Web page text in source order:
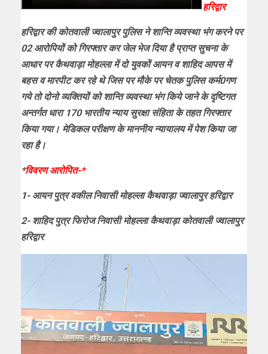
हरिद्वार
हरिद्वार की कोतवाली ज्वालापुर पुलिस ने शान्ति व्यवस्था भंग करने पर
02 आरोपियों को गिरफ्तार कर जेल भेज दिया है प्राप्त सुचना के
आधार पर कैथवाड़ा मोहल्ला में दो युवकों आयन व शाहिद आपस में
बहस व मारपीट कर रहे थे जिस पर मौके पर चेतक पुलिस कर्म0गण
गये तो दोनो व्यक्तियों को शान्ति व्यवस्था भंग किये जाने के दृष्टिगत
अन्तर्गत धारा 170 भारतीय न्याय सुरक्षा संहिता के तहत गिरफ्तार
किया गया। मेडिकल परीक्षण के माननीय न्यायालय में पेश किया जा
रहा है।
*विवरण आरोपित-*
1- आयन पुत्र वकील निवासी मोहल्ला कैथवाड़ा ज्वालापुर हरिद्वार
2- शाहिद पुत्र फिरोज निवासी मोहल्ला कैथवाड़ा कोतवाली ज्वालापुर
हरिद्वार
Player